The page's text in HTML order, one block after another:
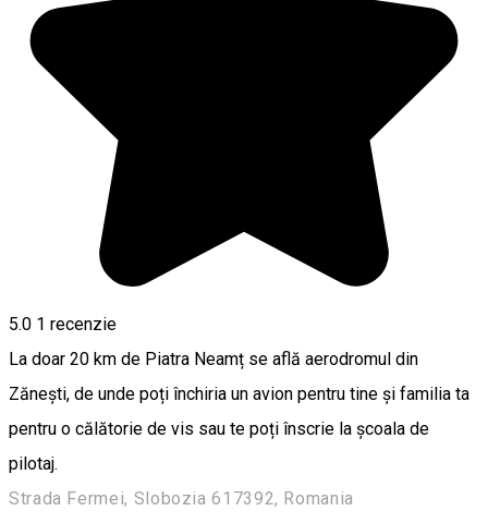
5.0 1 recenzie
La doar 20 km de Piatra Neamț se află aerodromul din
Zănești, de unde poți închiria un avion pentru tine și familia ta
pentru o călătorie de vis sau te poți înscrie la școala de
pilotaj.
Strada Fermei, Slobozia 617392, Romania